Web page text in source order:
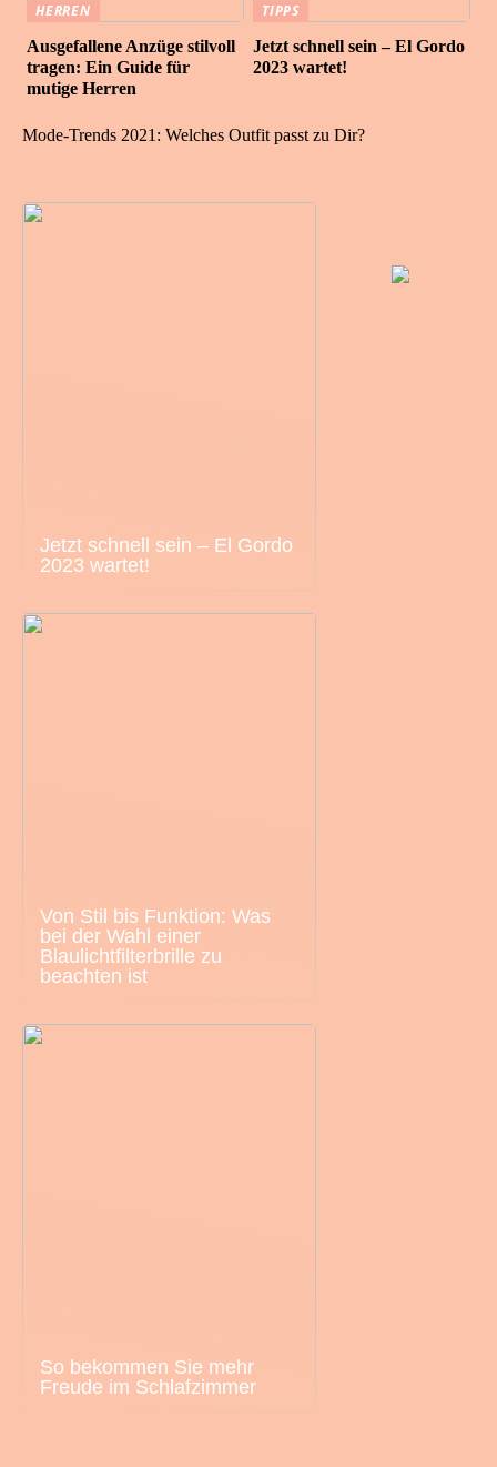
HERREN
Ausgefallene Anzüge stilvoll
tragen: Ein Guide für
mutige Herren
TIPPS
Jetzt schnell sein – El Gordo
2023 wartet!
Mode-Trends 2021: Welches Outfit passt zu Dir?
Jetzt schnell sein – El Gordo
2023 wartet!
Von Stil bis Funktion: Was
bei der Wahl einer
Blaulichtfilterbrille zu
beachten ist
So bekommen Sie mehr
Freude im Schlafzimmer